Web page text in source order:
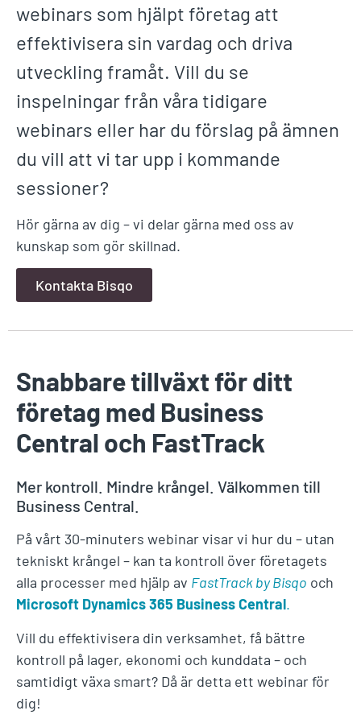
webinars som hjälpt företag att
effektivisera sin vardag och driva
utveckling framåt. Vill du se
inspelningar från våra tidigare
webinars eller har du förslag på ämnen
du vill att vi tar upp i kommande
sessioner?
Hör gärna av dig – vi delar gärna med oss av
kunskap som gör skillnad.
Kontakta Bisqo
Snabbare tillväxt för ditt
företag med Business
Central och FastTrack
Mer kontroll. Mindre krångel. Välkommen till
Business Central.
På vårt 30-minuters webinar visar vi hur du – utan
tekniskt krångel – kan ta kontroll över företagets
alla processer med hjälp av FastTrack by Bisqo och
Microsoft Dynamics 365 Business Central.
Vill du effektivisera din verksamhet, få bättre
kontroll på lager, ekonomi och kunddata – och
samtidigt växa smart? Då är detta ett webinar för
dig!